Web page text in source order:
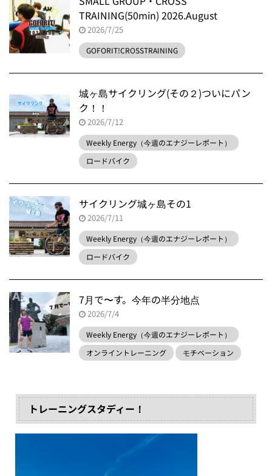
TRAINING(50min) 2026.August
2026/7/25
GOFORIT!CROSSTRAINING
城ヶ島サイクリング(その２)ついにパン
ク！！
2026/7/12
Weekly Energy（今週のエナジーレポート）
ロードバイク
サイクリング城ヶ島その1
2026/7/11
Weekly Energy（今週のエナジーレポート）
ロードバイク
7月で〜す。今年の半分地点
2026/7/4
Weekly Energy（今週のエナジーレポート）
オンライントレーニング
モチベーション
トレーニングスタディー！